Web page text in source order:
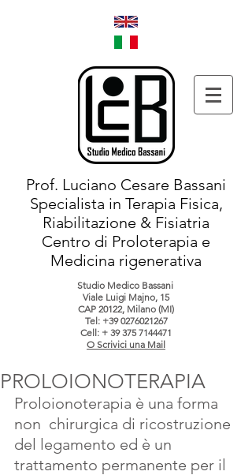
Prof. Luciano Cesare Bassani
Specialista in Terapia Fisica,
Riabilitazione & Fisiatria
Centro di Proloterapia e
Medicina rigenerativa
Studio Medico Bassani
Viale Luigi Majno, 15
CAP 20122, Milano (MI)
Tel: +39 0276021267
Cell: + 39 375 7144471
O Scrivici una Mail
PROLOIONOTERAPIA
Proloionoterapia è una forma
non  chirurgica di ricostruzione
del legamento ed è un
trattamento permanente per il